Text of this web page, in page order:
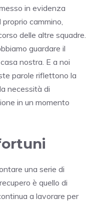
in evidenza
cammino,
delle altre squadre.
guardare il
nostra. E a noi
parole riflettono la
necessità di
in un momento
una serie di
è quello di
a lavorare per